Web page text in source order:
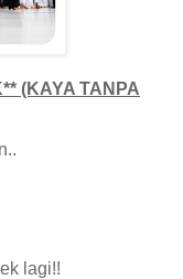
(KAYA TANPA
lagi!!